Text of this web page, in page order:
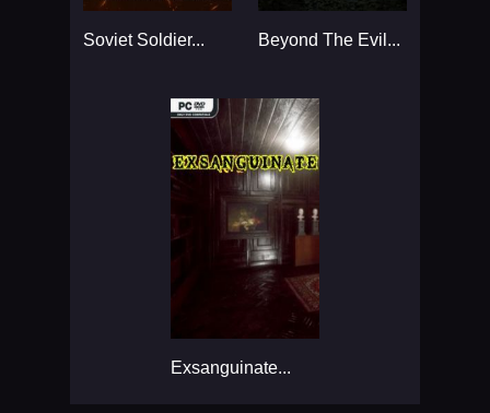
Soviet Soldier... Beyond The Evil...
Exsanguinate...